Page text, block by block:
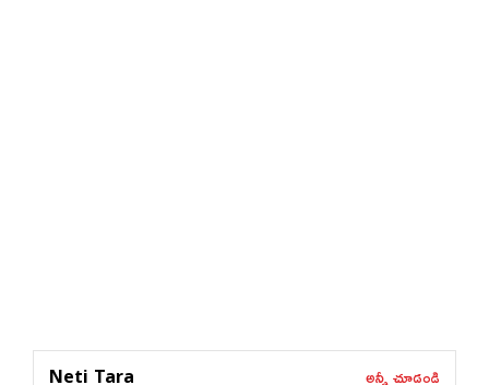
Neti Tara అన్నీ చూడండి